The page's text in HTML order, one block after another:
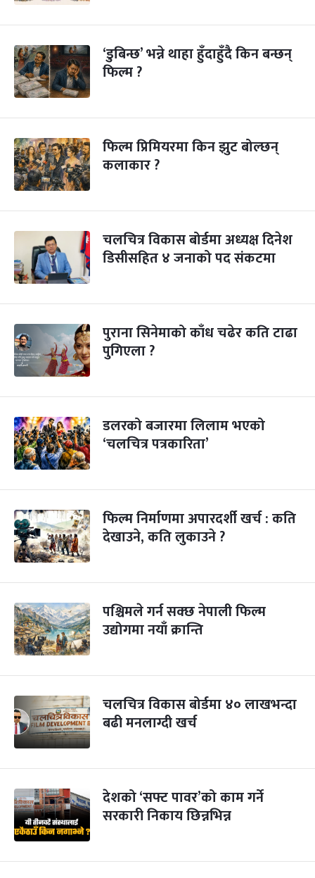
‘डुबिन्छ’ भन्ने थाहा हुँदाहुँदै किन बन्छन्
फिल्म ?
फिल्म प्रिमियरमा किन झुट बोल्छन्
कलाकार ?
चलचित्र विकास बोर्डमा अध्यक्ष दिनेश
डिसीसहित ४ जनाको पद संकटमा
पुराना सिनेमाको काँध चढेर कति टाढा
पुगिएला ?
डलरको बजारमा लिलाम भएको
‘चलचित्र पत्रकारिता’
फिल्म निर्माणमा अपारदर्शी खर्च : कति
देखाउने, कति लुकाउने ?
पश्चिमले गर्न सक्छ नेपाली फिल्म
उद्योगमा नयाँ क्रान्ति
चलचित्र विकास बोर्डमा ४० लाखभन्दा
बढी मनलाग्दी खर्च
देशको ‘सफ्ट पावर’को काम गर्ने
सरकारी निकाय छिन्नभिन्न